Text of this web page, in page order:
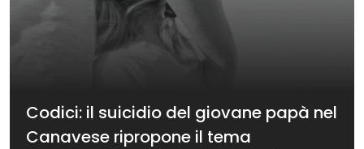
Codici: il suicidio del giovane papà nel
Canavese ripropone il tema